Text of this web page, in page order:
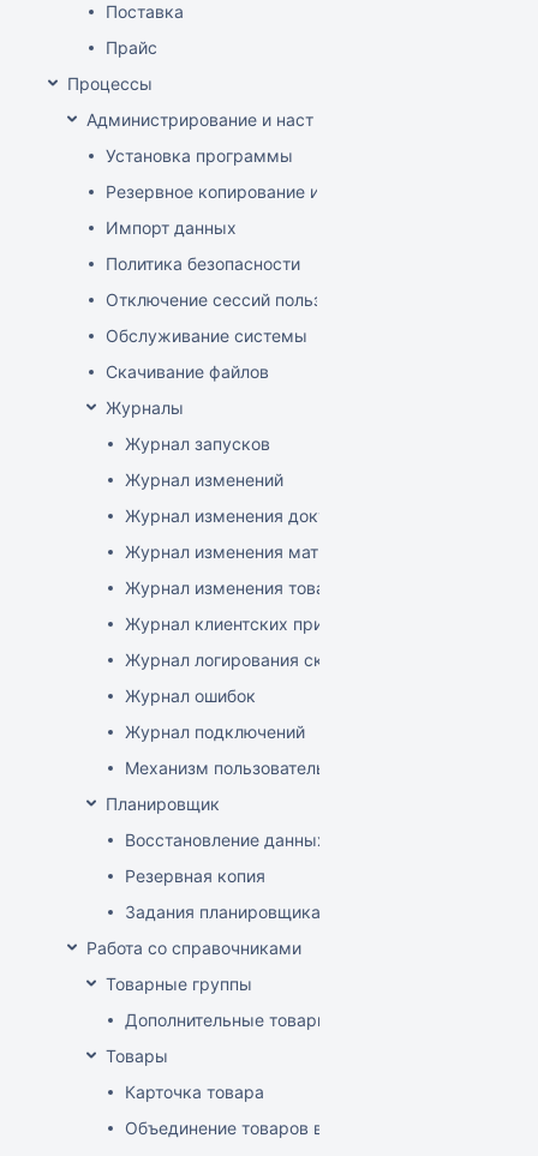
Поставка
Прайс
Процессы
Администрирование и настройка
Установка программы
Резервное копирование и восстановление базы
Импорт данных
Политика безопасности
Отключение сессий пользователя
Обслуживание системы
Скачивание файлов
Журналы
Журнал запусков
Журнал изменений
Журнал изменения документов
Журнал изменения матриц
Журнал изменения товаров
Журнал клиентских приложений
Журнал логирования сканирований штрихкодов
Журнал ошибок
Журнал подключений
Механизм пользовательского логирования
Планировщик
Восстановление данных
Резервная копия
Задания планировщика
Работа со справочниками
Товарные группы
Дополнительные товарные группы
Товары
Карточка товара
Объединение товаров в один (Слияние товаров)